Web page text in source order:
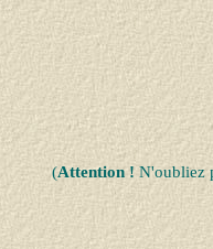
(Attention !N'oubliez